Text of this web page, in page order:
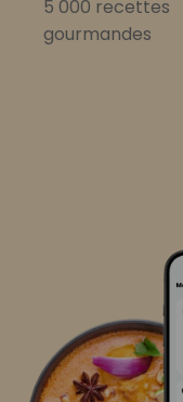
5 000 recettes
gourmandes